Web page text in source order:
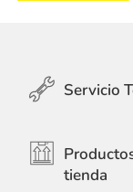
Servicio
tienda